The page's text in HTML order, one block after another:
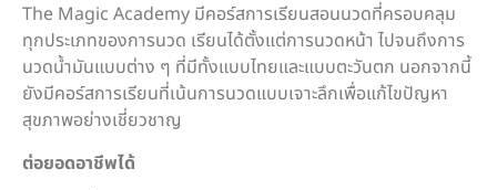
The Magic Academy มีคอร์สการเรียนสอนนวดที่ครอบคลุม
ทุกประเภทของการนวด เรียนได้ตั้งแต่การนวดหน้า ไปจนถึงการ
นวดน้ำมันแบบต่าง ๆ ที่มีทั้งแบบไทยและแบบตะวันตก นอกจากนี้
ยังมีคอร์สการเรียนที่เน้นการนวดแบบเจาะลึกเพื่อแก้ไขปัญหา
สุขภาพอย่างเชี่ยวชาญ
ต่อยอดอาชีพได้